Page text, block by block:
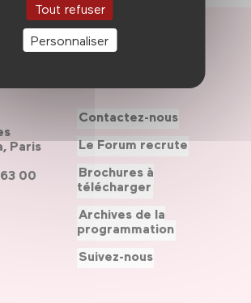
Tout refuser
Personnaliser
Paris
00
Contactez-nous
Le Forum recrute
Brochures à
télécharger
Archives de la
programmation
Suivez-nous